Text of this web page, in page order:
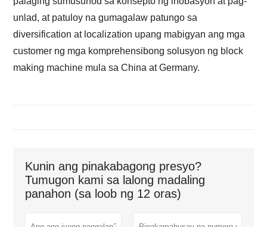
unlad, at patuloy na gumagalaw patungo sa
diversification at localization upang mabigyan ang mga
customer ng mga komprehensibong solusyon ng block
making machine mula sa China at Germany.
Kunin ang pinakabagong presyo?
Tumugon kami sa lalong madaling
panahon (sa loob ng 12 oras)